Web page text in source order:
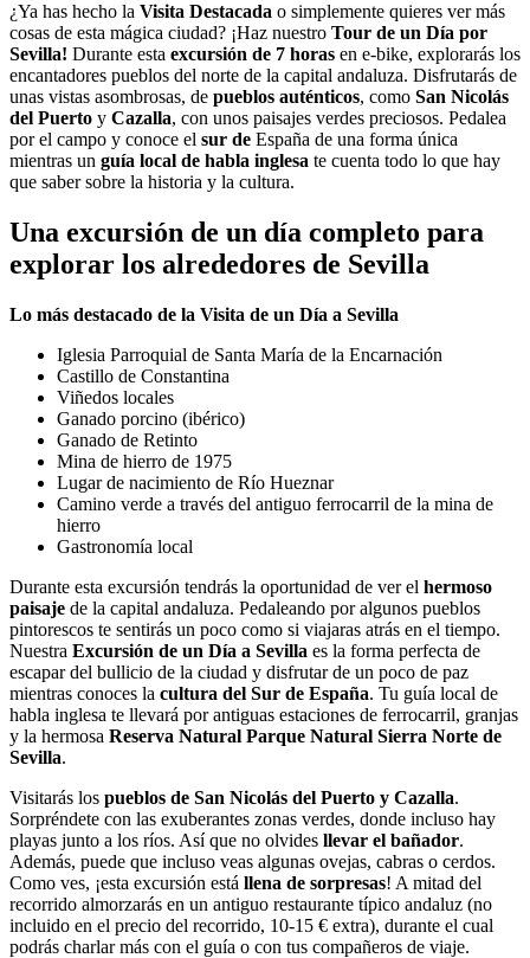
¿Ya has hecho la Visita Destacada o simplemente quieres ver más
cosas de esta mágica ciudad? ¡Haz nuestro Tour de un Día por
Sevilla! Durante esta excursión de 7 horas en e-bike, explorarás los
encantadores pueblos del norte de la capital andaluza. Disfrutarás de
unas vistas asombrosas, de pueblos auténticos, como San Nicolás
del Puerto y Cazalla, con unos paisajes verdes preciosos. Pedalea
por el campo y conoce el sur de España de una forma única
mientras un guía local de habla inglesa te cuenta todo lo que hay
que saber sobre la historia y la cultura.
Una excursión de un día completo para
explorar los alrededores de Sevilla
Lo más destacado de la Visita de un Día a Sevilla
Iglesia Parroquial de Santa María de la Encarnación
Castillo de Constantina
Viñedos locales
Ganado porcino (ibérico)
Ganado de Retinto
Mina de hierro de 1975
Lugar de nacimiento de Río Hueznar
Camino verde a través del antiguo ferrocarril de la mina de
hierro
Gastronomía local
Durante esta excursión tendrás la oportunidad de ver el hermoso
paisaje de la capital andaluza. Pedaleando por algunos pueblos
pintorescos te sentirás un poco como si viajaras atrás en el tiempo.
Nuestra Excursión de un Día a Sevilla es la forma perfecta de
escapar del bullicio de la ciudad y disfrutar de un poco de paz
mientras conoces la cultura del Sur de España. Tu guía local de
habla inglesa te llevará por antiguas estaciones de ferrocarril, granjas
y la hermosa Reserva Natural Parque Natural Sierra Norte de
Sevilla.
Visitarás los pueblos de San Nicolás del Puerto y Cazalla.
Sorpréndete con las exuberantes zonas verdes, donde incluso hay
playas junto a los ríos. Así que no olvides llevar el bañador.
Además, puede que incluso veas algunas ovejas, cabras o cerdos.
Como ves, ¡esta excursión está llena de sorpresas! A mitad del
recorrido almorzarás en un antiguo restaurante típico andaluz (no
incluido en el precio del recorrido, 10-15 € extra), durante el cual
podrás charlar más con el guía o con tus compañeros de viaje.